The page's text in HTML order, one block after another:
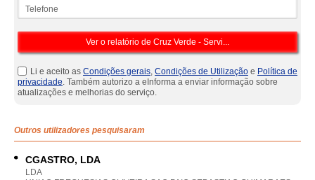
Li e aceito as Condições gerais, Condições de Utilização e Política de
privacidade. Também autorizo a eInforma a enviar informação sobre
atualizações e melhorias do serviço.
Outros utilizadores pesquisaram
CGASTRO, LDA
LDA